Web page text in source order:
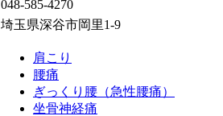
048-585-4270
埼玉県深谷市岡里1-9
肩こり
腰痛
ぎっくり腰（急性腰痛）
坐骨神経痛